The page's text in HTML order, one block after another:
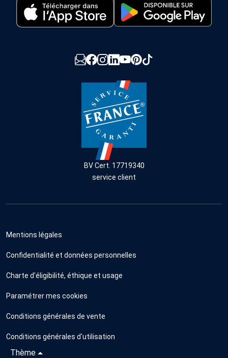
BV Cert. 17719340
service client
Mentions légales
Confidentialité et données personnelles
Charte d'éligibilité, éthique et usage
Paramétrer mes cookies
Conditions générales de vente
Conditions générales d'utilisation
Thème